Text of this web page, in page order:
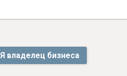
Я владелец бизнеса